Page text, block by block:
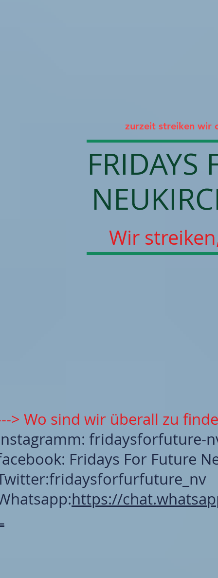
zurzeit streiken wir
FRIDAYS
Wir
> Wo sind wir überall zu
fridaysforfuture-
Fridays For Future
https://